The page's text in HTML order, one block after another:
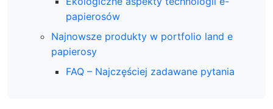
papierosów
Najnowsze produkty w portfolio land e
papierosy
FAQ – Najczęściej zadawane pytania